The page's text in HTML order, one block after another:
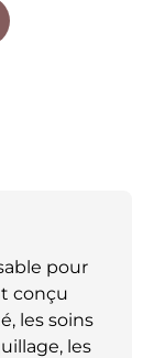
pour
conçu
les soins
les